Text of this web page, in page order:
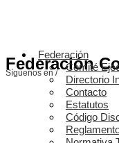
Federación
Síguenos en /
Federación
Comité
Directorio
Contacto
Estatutos
Código